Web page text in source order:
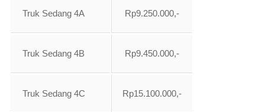
Truk Sedang 4A Rp9.250.000,-
Truk Sedang 4B Rp9.450.000,-
Truk Sedang 4C Rp15.100.000,-